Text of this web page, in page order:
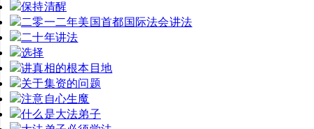
保持清醒
二零一二年美国首都国际法会讲法
二十年讲法
选择
讲真相的根本目地
关于集资的问题
注意自心生魔
什么是大法弟子